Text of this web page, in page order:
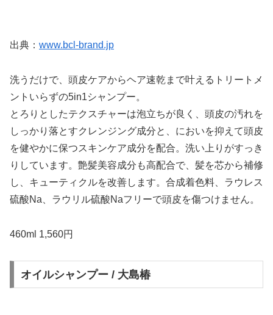
出典： www.bcl-brand.jp
洗うだけで、頭皮ケアからヘア速乾まで叶えるトリートメ
ントいらずの5in1シャンプー。
とろりとしたテクスチャーは泡立ちが良く、頭皮の汚れを
しっかり落とすクレンジング成分と、においを抑えて頭皮
を健やかに保つスキンケア成分を配合。洗い上りがすっき
りしています。艶髪美容成分も高配合で、髪を芯から補修
し、キューティクルを改善します。合成着色料、ラウレス
硫酸Na、ラウリル硫酸Naフリーで頭皮を傷つけません。
460ml 1,560円
オイルシャンプー / 大島椿